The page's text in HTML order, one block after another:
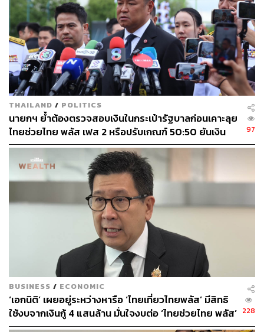
THAILAND / POLITICS
นายกฯ ย้ำต้องตรวจสอบเงินในกระเป๋ารัฐบาลก่อนเคาะลุย
ไทยช่วยไทย พลัส เฟส 2 หรือปรับเกณฑ์ 50:50 ยันเงิน
คงคลังรัฐบาลแข็งแรง
97
BUSINESS / ECONOMIC
‘เอกนิติ’ เผยอยู่ระหว่างหารือ ‘ไทยเที่ยวไทยพลัส’ มีสิทธิ
ใช้งบจากเงินกู้ 4 แสนล้าน มั่นใจงบต่อ ‘ไทยช่วยไทย พลัส’
เฟส 2 มีเพียงพอ
228